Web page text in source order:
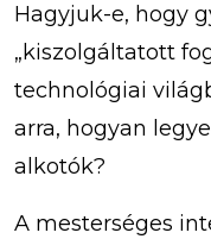
Hagyjuk-e, hogy
„kiszolgáltatott
technológiai
arra, hogyan
alkotók?
A mesterséges